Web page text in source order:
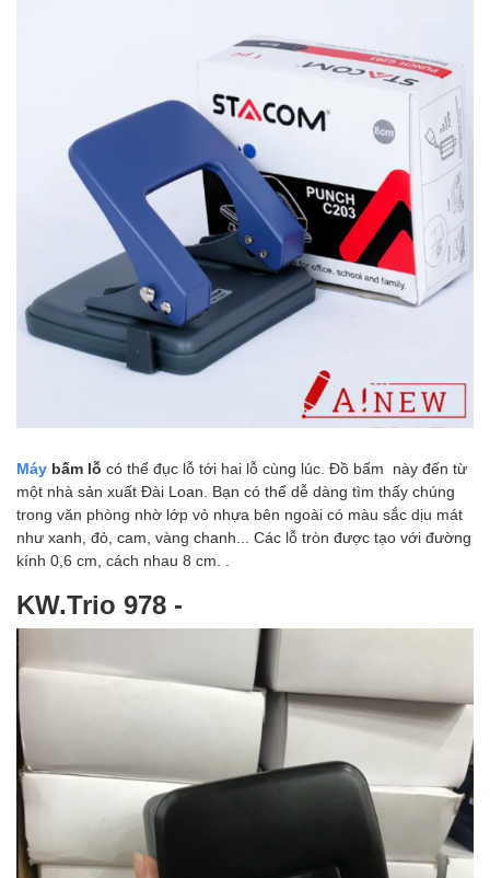
Máy bấm lỗ có thể đục lỗ tới hai lỗ cùng lúc. Đồ bấm này đến từ
một nhà sản xuất Đài Loan. Bạn có thể dễ dàng tìm thấy chúng
trong văn phòng nhờ lớp vỏ nhựa bên ngoài có màu sắc dịu mát
như xanh, đỏ, cam, vàng chanh... Các lỗ tròn được tạo với đường
kính 0,6 cm, cách nhau 8 cm. .
KW.Trio 978 -